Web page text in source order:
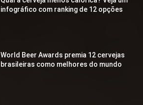
infográfico com ranking de 12 opções
World Beer Awards premia 12 cervejas
brasileiras como melhores do mundo